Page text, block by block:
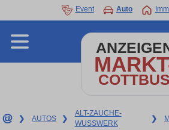
Event Auto
COTTBUS
❯ AUTOS ❯
ALT-ZAUCHE-
WUSSWERK
❯